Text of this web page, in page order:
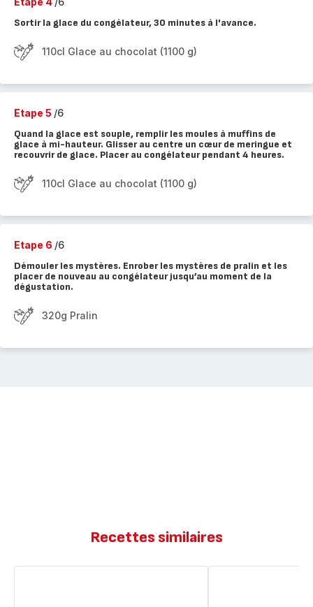
Sortir la glace du congélateur, 30 minutes à l'avance.
110cl Glace au chocolat (1100 g)
Etape 5 /6
Quand la glace est souple, remplir les moules à muffins de
glace à mi-hauteur. Glisser au centre un cœur de meringue et
recouvrir de glace. Placer au congélateur pendant 4 heures.
110cl Glace au chocolat (1100 g)
Etape 6 /6
Démouler les mystères. Enrober les mystères de pralin et les
placer de nouveau au congélateur jusqu’au moment de la
dégustation.
320g Pralin
Recettes similaires